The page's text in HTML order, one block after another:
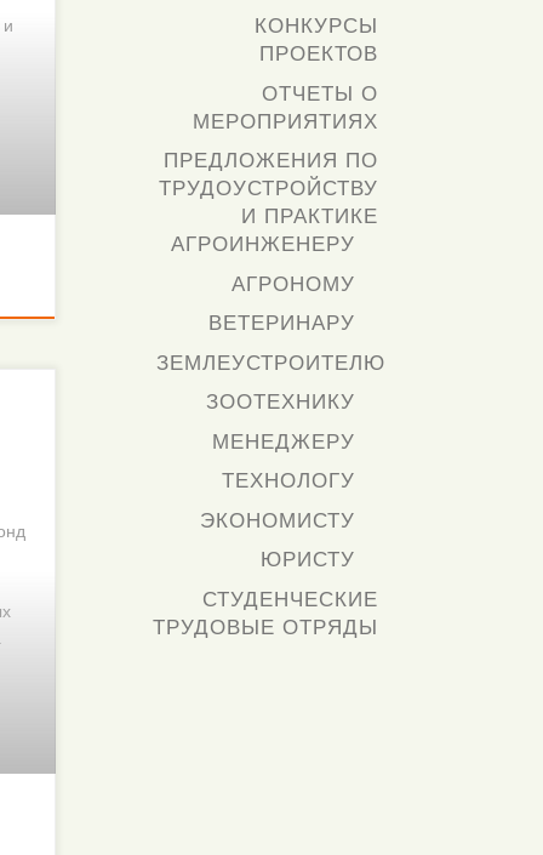
КОНКУРСЫ
ПРОЕКТОВ
ОТЧЕТЫ О
МЕРОПРИЯТИЯХ
ПРЕДЛОЖЕНИЯ ПО
ТРУДОУСТРОЙСТВУ
И ПРАКТИКЕ
АГРОИНЖЕНЕРУ
АГРОНОМУ
ВЕТЕРИНАРУ
ЗЕМЛЕУСТРОИТЕЛЮ
ЗООТЕХНИКУ
МЕНЕДЖЕРУ
ТЕХНОЛОГУ
ЭКОНОМИСТУ
ЮРИСТУ
СТУДЕНЧЕСКИЕ
ТРУДОВЫЕ ОТРЯДЫ